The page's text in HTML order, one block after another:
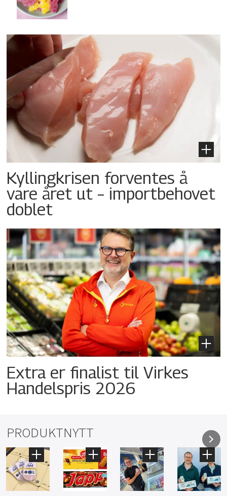
Kyllingkrisen forventes å
vare året ut – importbehovet
doblet
Extra er finalist til Virkes
Handelspris 2026
PRODUKTNYTT